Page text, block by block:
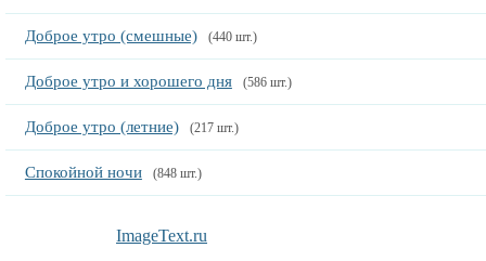
Доброе утро (смешные) (440 шт.)
Доброе утро и хорошего дня (586 шт.)
Доброе утро (летние) (217 шт.)
Спокойной ночи (848 шт.)
ImageText.ru